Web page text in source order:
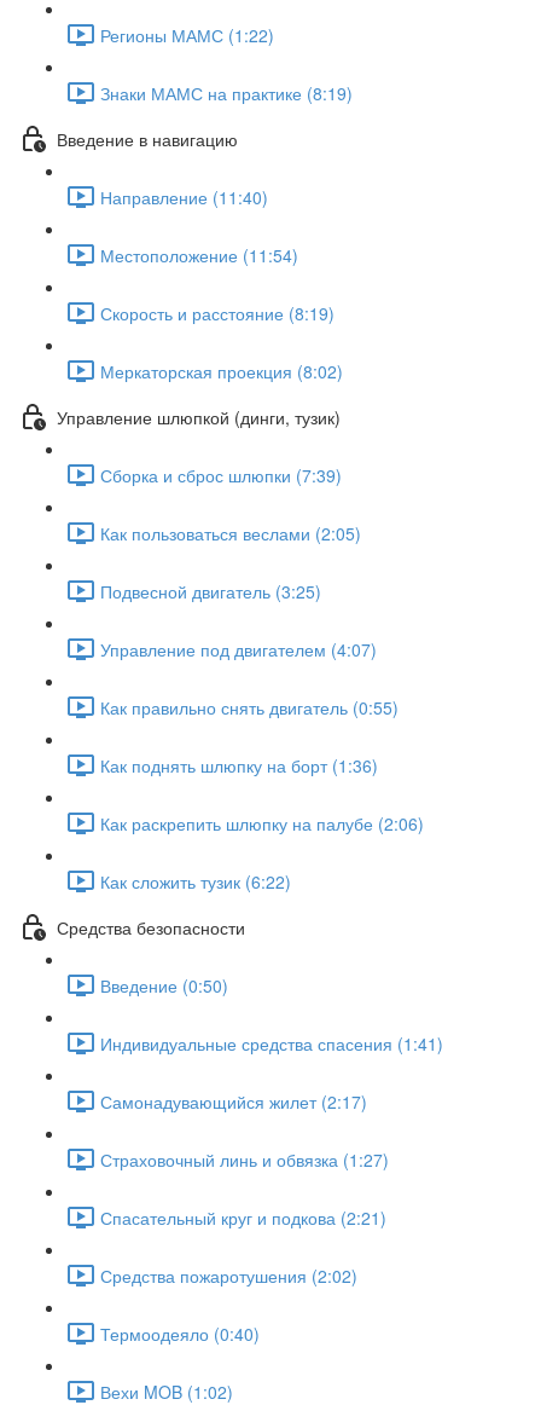
Регионы МАМС (1:22)
Знаки МАМС на практике (8:19)
Введение в навигацию
Направление (11:40)
Местоположение (11:54)
Скорость и расстояние (8:19)
Меркаторская проекция (8:02)
Управление шлюпкой (динги, тузик)
Сборка и сброс шлюпки (7:39)
Как пользоваться веслами (2:05)
Подвесной двигатель (3:25)
Управление под двигателем (4:07)
Как правильно снять двигатель (0:55)
Как поднять шлюпку на борт (1:36)
Как раскрепить шлюпку на палубе (2:06)
Как сложить тузик (6:22)
Средства безопасности
Введение (0:50)
Индивидуальные средства спасения (1:41)
Самонадувающийся жилет (2:17)
Страховочный линь и обвязка (1:27)
Спасательный круг и подкова (2:21)
Средства пожаротушения (2:02)
Термоодеяло (0:40)
Вехи MOB (1:02)